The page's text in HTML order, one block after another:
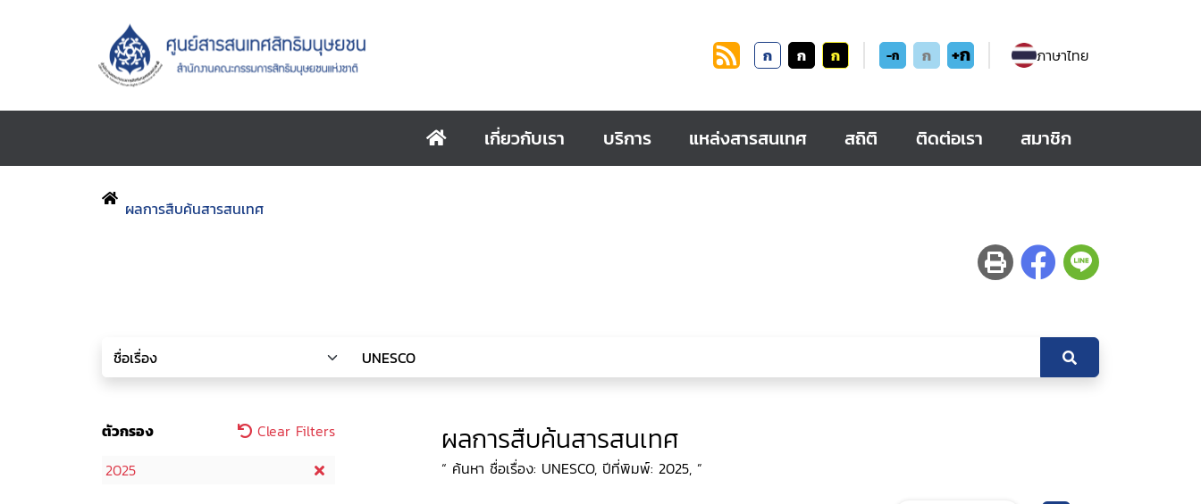
ก ก ก -ก ก +ก ภาษาไทย
เกี่ยวกับเรา บริการ แหล่งสารสนเทศ สถิติ ติดต่อเรา สมาชิก
ผลการสืบค้นสารสนเทศ
ตัวกรอง
Clear Filters
2025
ผลการสืบค้นสารสนเทศ
“ ค้นหา ชื่อเรื่อง: UNESCO, ปีที่พิมพ์: 2025, ”